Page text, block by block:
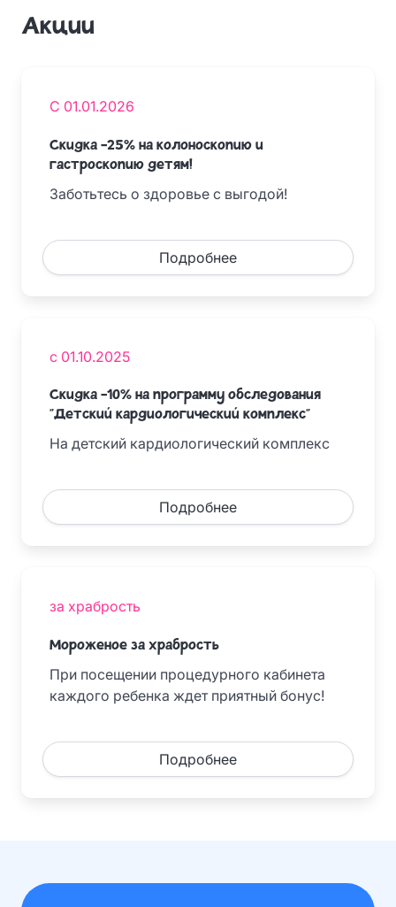
Акции
С 01.01.2026
Скидка -25% на колоноскопию и
гастроскопию детям!
Заботьтесь о здоровье с выгодой!
Подробнее
с 01.10.2025
Скидка -10% на программу обследования
"Детский кардиологический комплекс"
На детский кардиологический комплекс
Подробнее
за храбрость
Мороженое за храбрость
При посещении процедурного кабинета
каждого ребенка ждет приятный бонус!
Подробнее